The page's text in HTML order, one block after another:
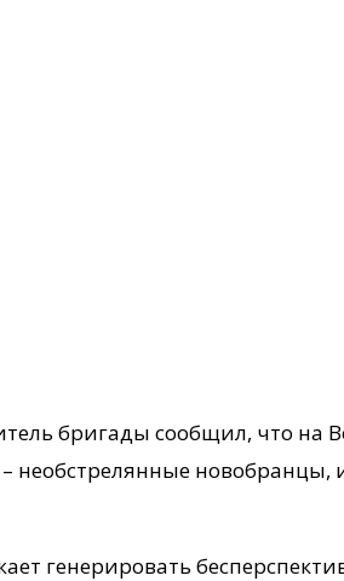
бригады сообщил, что на
необстрелянные новобранцы,
генерировать